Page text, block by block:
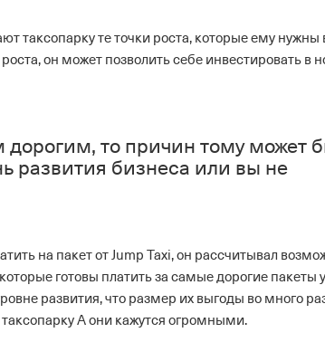
таксопарку те точки роста, которые ему нужны
он может позволить себе инвестировать в
дорогим, то причин тому может
развития бизнеса или вы не
на пакет от Jump Taxi, он рассчитывал
готовы платить за самые дорогие пакеты
развития, что размер их выгоды во много
А они кажутся огромными.